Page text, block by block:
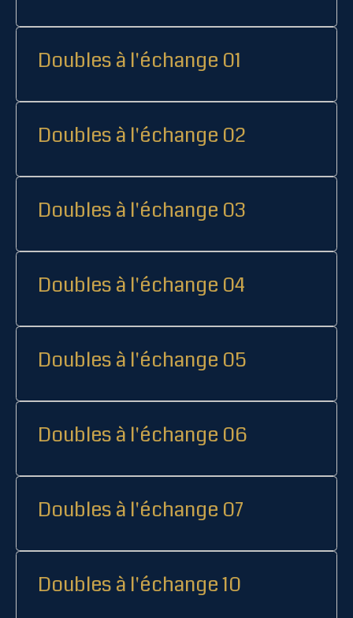
Doubles à l'échange 01
Doubles à l'échange 02
Doubles à l'échange 03
Doubles à l'échange 04
Doubles à l'échange 05
Doubles à l'échange 06
Doubles à l'échange 07
Doubles à l'échange 10